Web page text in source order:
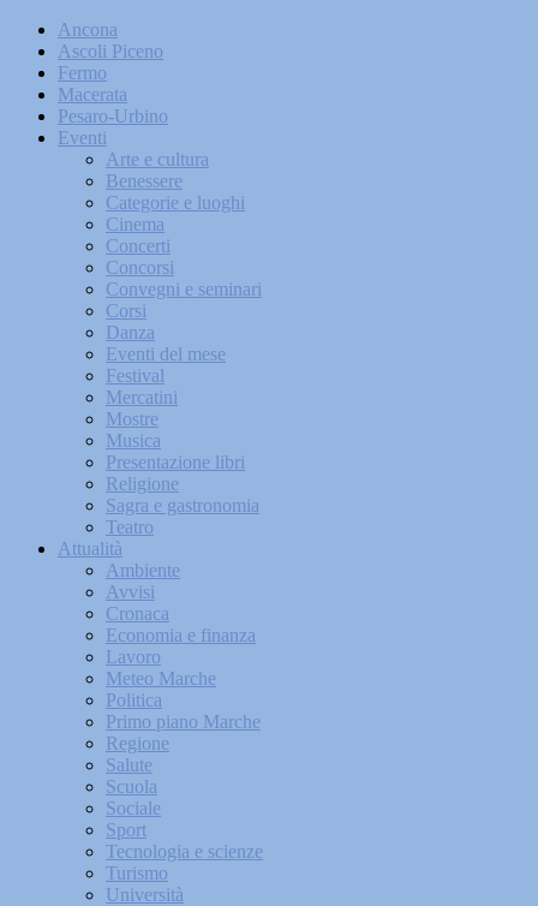
Ancona
Ascoli Piceno
Fermo
Macerata
Pesaro-Urbino
Eventi
Arte e cultura
Benessere
Categorie e luoghi
Cinema
Concerti
Concorsi
Convegni e seminari
Corsi
Danza
Eventi del mese
Festival
Mercatini
Mostre
Musica
Presentazione libri
Religione
Sagra e gastronomia
Teatro
Attualità
Ambiente
Avvisi
Cronaca
Economia e finanza
Lavoro
Meteo Marche
Politica
Primo piano Marche
Regione
Salute
Scuola
Sociale
Sport
Tecnologia e scienze
Turismo
Università